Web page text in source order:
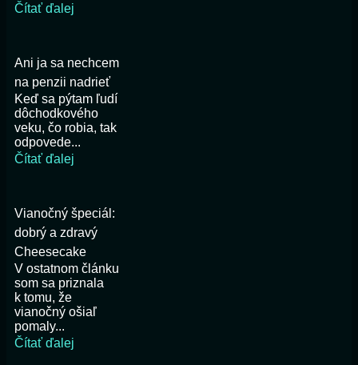
Čítať ďalej
Ani ja sa nechcem
na penzii nadrieť
Keď sa pýtam ľudí
dôchodkového
veku, čo robia, tak
odpovede...
Čítať ďalej
Vianočný špeciál:
dobrý a zdravý
Cheesecake
V ostatnom článku
som sa priznala
k tomu, že
vianočný ošiaľ
pomaly...
Čítať ďalej